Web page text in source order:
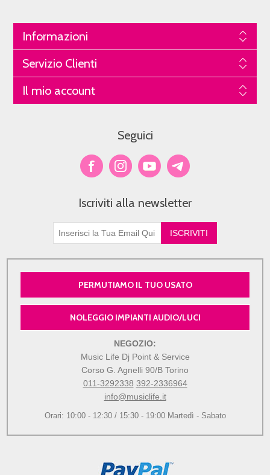
Informazioni
Servizio Clienti
Il mio account
Seguici
Iscriviti alla newsletter
PERMUTIAMO IL TUO USATO
NOLEGGIO IMPIANTI AUDIO/LUCI
NEGOZIO:
Music Life Dj Point & Service
Corso G. Agnelli 90/B Torino
011-3292338 392-2336964
info@musiclife.it
Orari: 10:00 - 12:30 / 15:30 - 19:00 Martedì - Sabato